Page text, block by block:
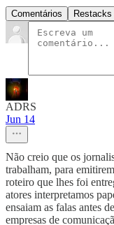
Comentários Restacks
ADRS
Jun 14
Não creio que os
trabalham, para
roteiro que lhes foi
atores interpretamos
ensaiam as falas antes
empresas de